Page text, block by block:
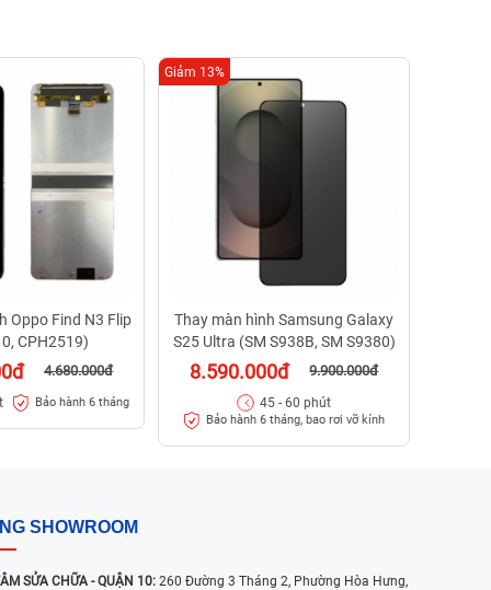
Oppo Find N3 Flip
CPH2519)
4.680.000đ
Bảo hành 6 tháng
Thay màn hình Samsung Galaxy
S25 Ultra (SM S938B, SM S9380)
8.590.000đ 9.900.000đ
Giảm 13%
45 - 60 phút
Bảo hành 6 tháng, bao rơi vỡ kính
SHOWROOM
SỬA CHỮA - QUẬN 10: 260 Đường 3 Tháng 2, Phường Hòa Hưng,